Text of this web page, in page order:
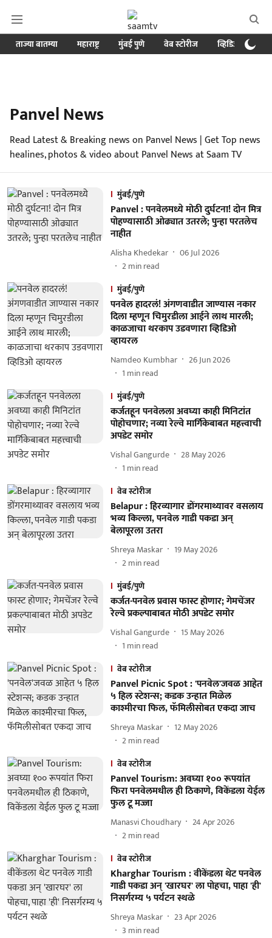
ताज्या बातम्या महाराष्ट्र मुंबई पुणे वेब स्टोरीज व्हिडिओ
Panvel News
Read Latest & Breaking news on Panvel News | Get Top news
healines, photos & video about Panvel News at Saam TV
मुंबई/पुणे
Panvel : पनवेलमध्ये मोठी दुर्घटना! दोन मित्र
पोहण्यासाठी ओढ्यात उतरले; पुन्हा परतलेच
नाहीत
Alisha Khedekar
06 Jul 2026
2min read
मुंबई/पुणे
पनवेल हादरलं! अंगणवाडीत जाण्यास नकार
दिला म्हणून चिमुरडीला आईने लाथ मारली;
काळजाचा थरकाप उडवणारा व्हिडिओ
व्हायरल
Namdeo Kumbhar
26 Jun 2026
1 min read
मुंबई/पुणे
कर्जतहून पनवेलला अवघ्या काही मिनिटांत
पोहोचणार; नव्या रेल्वे मार्गिकेबाबत महत्त्वाची
अपडेट समोर
Vishal Gangurde
28 May 2026
1 min read
वेब स्टोरीज
Belapur : हिरव्यागार डोंगरमाथ्यावर वसलाय
भव्य किल्ला, पनवेल गाडी पकडा अन्
बेलापूरला उतरा
Shreya Maskar
19 May 2026
2min read
मुंबई/पुणे
कर्जत-पनवेल प्रवास फास्ट होणार; गेमचेंजर
रेल्वे प्रकल्पाबाबत मोठी अपडेट समोर
Vishal Gangurde
15 May 2026
1 min read
वेब स्टोरीज
Panvel Picnic Spot : 'पनवेल'जवळ आहेत
५ हिल स्टेशन्स; कडक उन्हात मिळेल
काश्मीरचा फिल, फॅमिलीसोबत एकदा जाच
Shreya Maskar
12 May 2026
2min read
वेब स्टोरीज
Panvel Tourism: अवघ्या १०० रूपयांत
फिरा पनवेलमधील ही ठिकाणे, विकेंडला येईल
फुल टू मज्जा
Manasvi Choudhary
24 Apr 2026
2min read
वेब स्टोरीज
Kharghar Tourism : वीकेंडला थेट पनवेल
गाडी पकडा अन् 'खारघर' ला पोहचा, पाहा 'ही'
निसर्गरम्य ५ पर्यटन स्थळे
Shreya Maskar
23 Apr 2026
3 min read